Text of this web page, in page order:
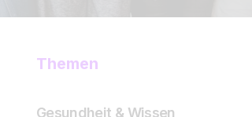
Themen
Gesundheit & Wissen